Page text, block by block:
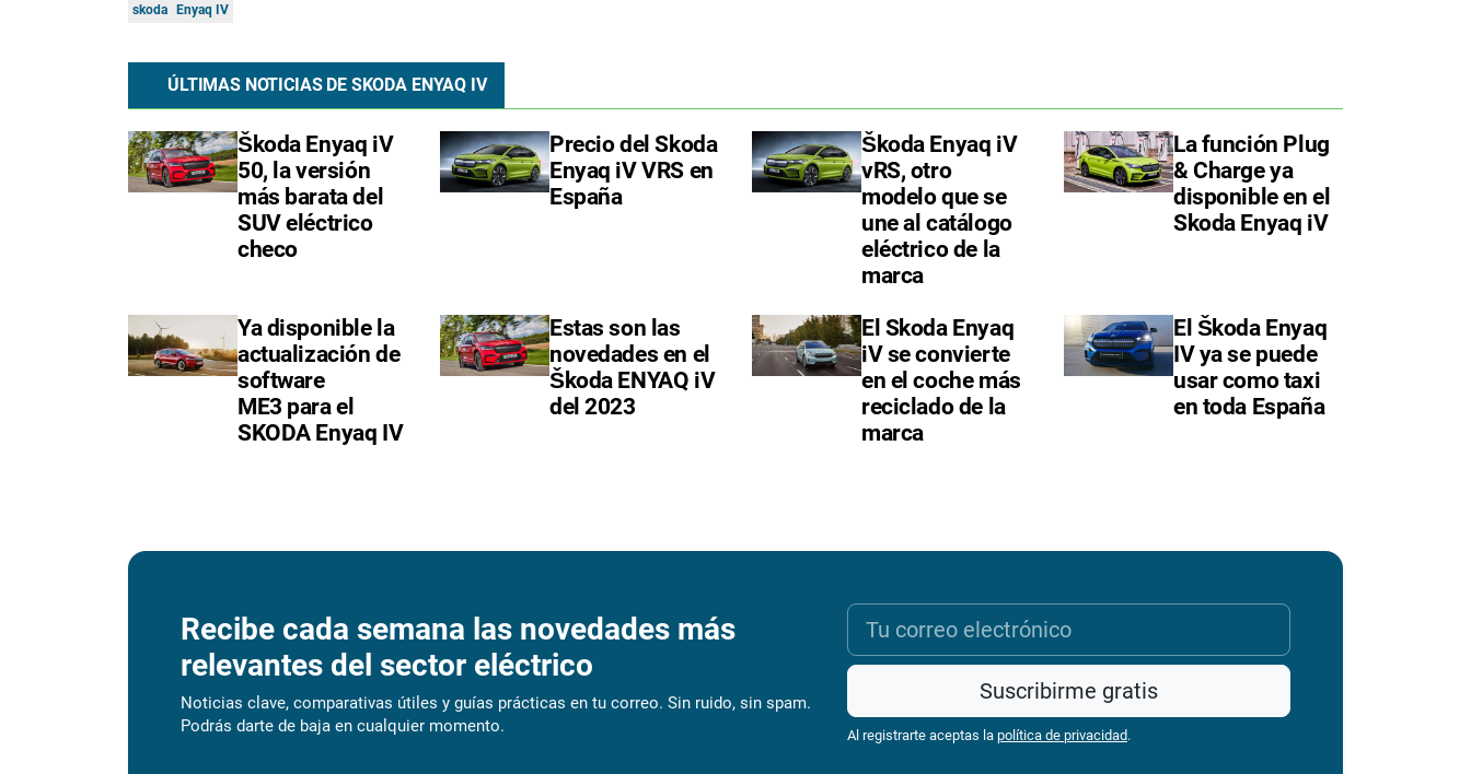
skoda
Enyaq IV
ÚLTIMAS NOTICIAS DE SKODA ENYAQ IV
Škoda Enyaq iV
50, la versión
más barata del
SUV eléctrico
checo
Precio del Skoda
Enyaq iV VRS en
España
Škoda Enyaq iV
vRS, otro
modelo que se
une al catálogo
eléctrico de la
marca
La función Plug
& Charge ya
disponible en el
Skoda Enyaq iV
Ya disponible la
actualización de
software
ME3 para el
SKODA Enyaq IV
Estas son las
novedades en el
Škoda ENYAQ iV
del 2023
El Skoda Enyaq
iV se convierte
en el coche más
reciclado de la
marca
El Škoda Enyaq
IV ya se puede
usar como taxi
en toda España
Recibe cada semana las novedades más
relevantes del sector eléctrico
Noticias clave, comparativas útiles y guías prácticas en tu correo. Sin ruido, sin spam.
Podrás darte de baja en cualquier momento.
Suscribirme gratis
Al registrarte aceptas la política de privacidad.